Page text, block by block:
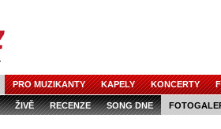
PRO MUZIKANTY KAPELY KONCERTY
ŽIVĚ RECENZE SONG DNE